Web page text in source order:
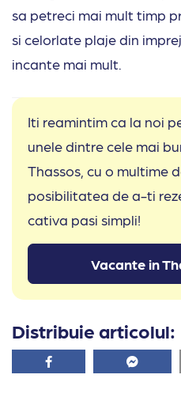
sa petreci mai mult timp
si celorlate plaje din
incante mai mult.
Iti reamintim ca la noi
unele dintre cele mai
Thassos, cu o multime
posibilitatea de a-ti
cativa pasi simpli!
Vacante in
Distribuie articolul:
Facebook